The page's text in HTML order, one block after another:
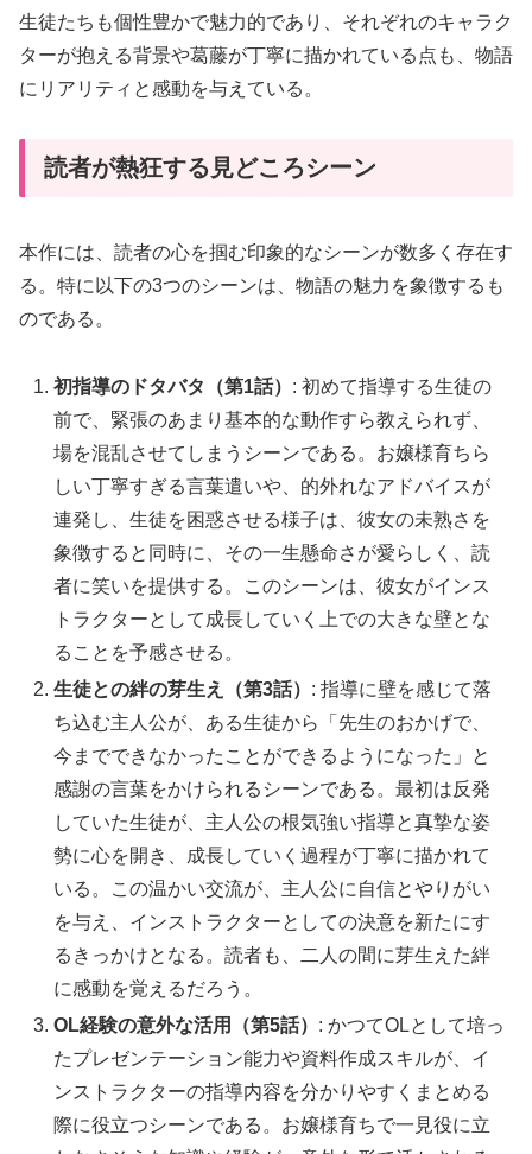
生徒たちも個性豊かで魅力的であり、それぞれのキャラク
ターが抱える背景や葛藤が丁寧に描かれている点も、物語
にリアリティと感動を与えている。
読者が熱狂する見どころシーン
本作には、読者の心を掴む印象的なシーンが数多く存在す
る。特に以下の3つのシーンは、物語の魅力を象徴するも
のである。
初指導のドタバタ（第1話） : 初めて指導する生徒の
前で、緊張のあまり基本的な動作すら教えられず、
場を混乱させてしまうシーンである。お嬢様育ちら
しい丁寧すぎる言葉遣いや、的外れなアドバイスが
連発し、生徒を困惑させる様子は、彼女の未熟さを
象徴すると同時に、その一生懸命さが愛らしく、読
者に笑いを提供する。このシーンは、彼女がインス
トラクターとして成長していく上での大きな壁とな
ることを予感させる。
生徒との絆の芽生え（第3話） : 指導に壁を感じて落
ち込む主人公が、ある生徒から「先生のおかげで、
今までできなかったことができるようになった」と
感謝の言葉をかけられるシーンである。最初は反発
していた生徒が、主人公の根気強い指導と真摯な姿
勢に心を開き、成長していく過程が丁寧に描かれて
いる。この温かい交流が、主人公に自信とやりがい
を与え、インストラクターとしての決意を新たにす
るきっかけとなる。読者も、二人の間に芽生えた絆
に感動を覚えるだろう。
OL経験の意外な活用（第5話） : かつてOLとして培っ
たプレゼンテーション能力や資料作成スキルが、イ
ンストラクターの指導内容を分かりやすくまとめる
際に役立つシーンである。お嬢様育ちで一見役に立